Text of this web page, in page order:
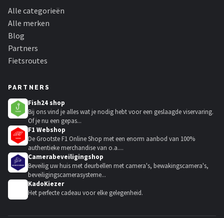
Alle categorieën
Alle merken
Blog
Partners
Fietsroutes
PARTNERS
Fish24 shop
Bij ons vind je alles wat je nodig hebt voor een geslaagde viservaring.
Of je nu een gepas...
F1 Webshop
De Grootste F1 Online Shop met een enorm aanbod van 100%
authentieke merchandise van o.a....
Camerabeveiligingshop
Beveilig uw huis met deurbellen met camera's, bewakingscamera's,
beveiligingscamerasysteme...
KadoKiezer
Het perfecte cadeau voor elke gelegenheid.